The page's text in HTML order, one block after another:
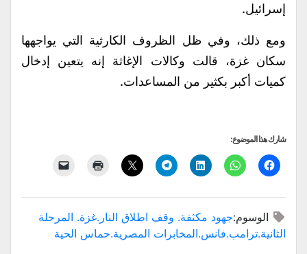
إسرائيل.
ومع ذلك، وفي ظل الظروف الكارثية التي يواجهها
سكان غزة، قالت وكالات الإغاثة إنه يتعين إدخال
كميات أكبر بكثير من المساعدات.
شارك هذا الموضوع:
الوسوم:جهود مكثفة. وقف اطلاق النار.غزة. المرحلة
الثانية.ترامب.فانس.المخابرات المصرية.حماس الحية